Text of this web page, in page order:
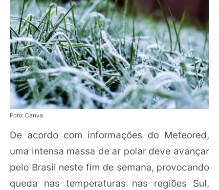
Foto: Canva
De acordo com informações do Meteored,
uma intensa massa de ar polar deve avançar
pelo Brasil neste fim de semana, provocando
queda nas temperaturas nas regiões Sul,